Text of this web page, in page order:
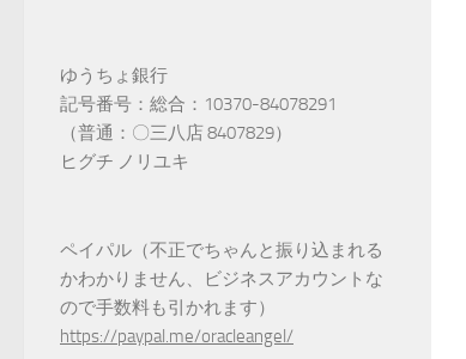
ゆうちょ銀行
記号番号：総合：10370-84078291
（普通：〇三八店 8407829）
ヒグチ ノリユキ
ペイパル（不正でちゃんと振り込まれる
かわかりません、ビジネスアカウントな
ので手数料も引かれます）
https://paypal.me/oracleangel/